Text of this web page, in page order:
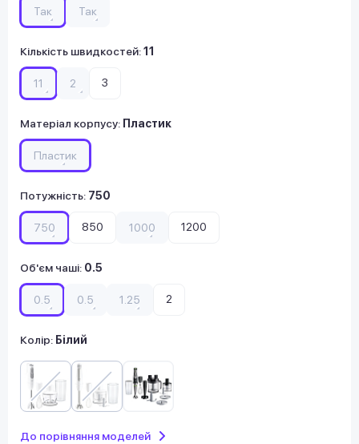
Так Так
Кількість швидкостей:11
11 2 3
Матеріал корпусу: Пластик
Пластик
Потужність: 750
750 850 1000 1200
Об'єм чаші: 0.5
0.5 0.5 1.25 2
Колір: Білий
До порівняння моделей